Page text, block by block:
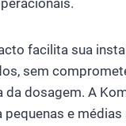
facilita sua
sem
da dosagem. A
pequenas e